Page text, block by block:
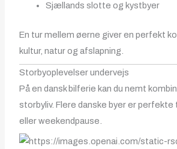
Sjællands slotte og kystbyer
En tur mellem øerne giver en perfekt
kultur, natur og afslapning.
Storbyoplevelser undervejs
På en dansk bilferie kan du nemt
storbyliv. Flere danske byer er perfekte
eller weekendpause.